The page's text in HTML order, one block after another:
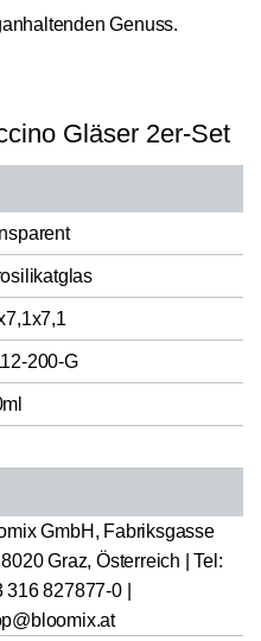
Genuss.
Gläser 2er-Set
200-G
GmbH, Fabriksgasse
Graz, Österreich | Tel:
316 827877-0 |